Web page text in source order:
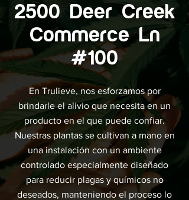
2500 Deer Creek
Commerce Ln
#100
En Trulieve, nos esforzamos por
brindarle el alivio que necesita en un
producto en el que puede confiar.
Nuestras plantas se cultivan a mano en
una instalación con un ambiente
controlado especialmente diseñado
para reducir plagas y químicos no
deseados, manteniendo el proceso lo